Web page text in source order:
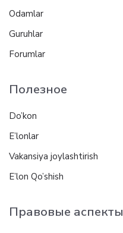
Odamlar
Guruhlar
Forumlar
Полезное
Do’kon
E’lonlar
Vakansiya joylashtirish
E’lon Qo’shish
Правовые аспекты